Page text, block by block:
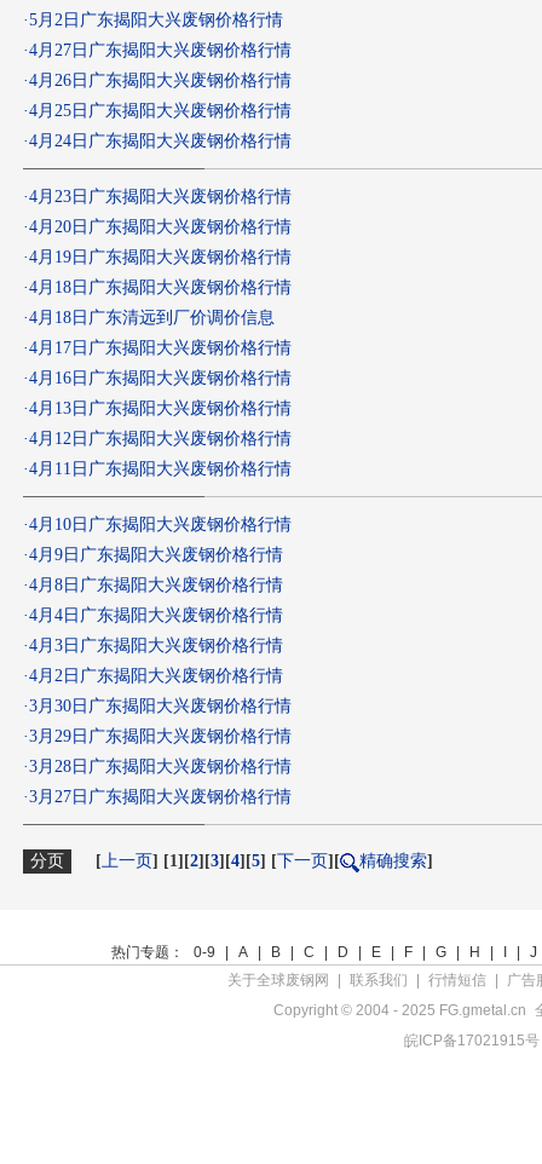
·5月2日广东揭阳大兴废钢价格行情
·4月27日广东揭阳大兴废钢价格行情
·4月26日广东揭阳大兴废钢价格行情
·4月25日广东揭阳大兴废钢价格行情
·4月24日广东揭阳大兴废钢价格行情
·4月23日广东揭阳大兴废钢价格行情
·4月20日广东揭阳大兴废钢价格行情
·4月19日广东揭阳大兴废钢价格行情
·4月18日广东揭阳大兴废钢价格行情
·4月18日广东清远到厂价调价信息
·4月17日广东揭阳大兴废钢价格行情
·4月16日广东揭阳大兴废钢价格行情
·4月13日广东揭阳大兴废钢价格行情
·4月12日广东揭阳大兴废钢价格行情
·4月11日广东揭阳大兴废钢价格行情
·4月10日广东揭阳大兴废钢价格行情
·4月9日广东揭阳大兴废钢价格行情
·4月8日广东揭阳大兴废钢价格行情
·4月4日广东揭阳大兴废钢价格行情
·4月3日广东揭阳大兴废钢价格行情
·4月2日广东揭阳大兴废钢价格行情
·3月30日广东揭阳大兴废钢价格行情
·3月29日广东揭阳大兴废钢价格行情
·3月28日广东揭阳大兴废钢价格行情
·3月27日广东揭阳大兴废钢价格行情
分页 [上一页] [1][2][3][4][5] [下一页][ 精确搜索]
热门专题： 0-9 A B C D E F G H
J
关于全球废钢网
联系我们 行情短信
广告
Copyright © 2004 - 2025 FG.gmetal.cn
皖ICP备17021915号